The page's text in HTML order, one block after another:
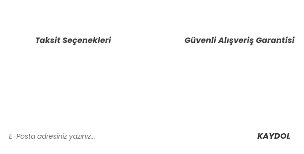
Taksit Seçenekleri Güvenli Alışveriş Garantisi
KAYDOL